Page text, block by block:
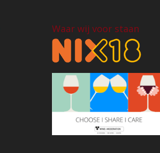
Waar wij voor staan